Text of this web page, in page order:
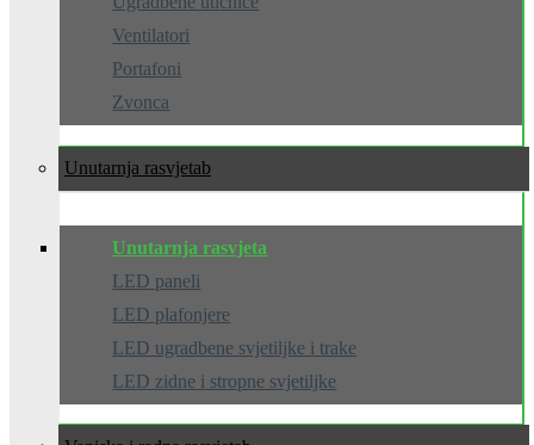
Ventilatori
Portafoni
Zvonca
Unutarnja rasvjeta
Unutarnja rasvjeta
LED paneli
LED plafonjere
LED ugradbene svjetiljke i trake
LED zidne i stropne svjetiljke